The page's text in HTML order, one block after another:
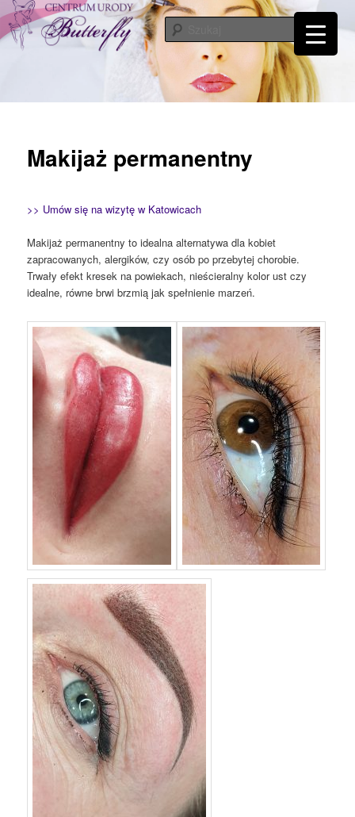
Przeskocz
do
tekstu
Centrum Urody Butterfly – Katowice
Tylko od Ciebie zależy kiedy zaczniesz o siebie dbać. Przyjdź a my Ci w tym
pomożemy…
Makijaż permanentny
>> Umów się na wizytę w Katowicach
Makijaż permanentny to idealna alternatywa dla kobiet
zapracowanych, alergików, czy osób po przebytej chorobie.
Trwały efekt kresek na powiekach, nieścieralny kolor ust czy
idealne, równe brwi brzmią jak spełnienie marzeń.